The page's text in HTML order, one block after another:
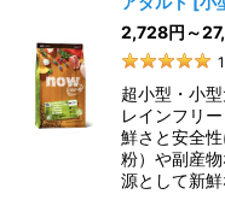
2,728円 ～
超小型・小
レインフリ
鮮さと安全
粉）や副産
源として新